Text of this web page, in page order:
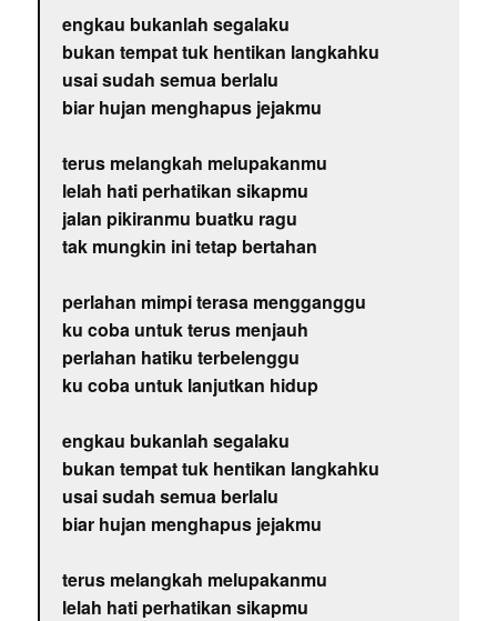
engkau bukanlah segalaku
bukan tempat tuk hentikan langkahku
usai sudah semua berlalu
biar hujan menghapus jejakmu
terus melangkah melupakanmu
lelah hati perhatikan sikapmu
jalan pikiranmu buatku ragu
tak mungkin ini tetap bertahan
perlahan mimpi terasa mengganggu
ku coba untuk terus menjauh
perlahan hatiku terbelenggu
ku coba untuk lanjutkan hidup
engkau bukanlah segalaku
bukan tempat tuk hentikan langkahku
usai sudah semua berlalu
biar hujan menghapus jejakmu
terus melangkah melupakanmu
lelah hati perhatikan sikapmu